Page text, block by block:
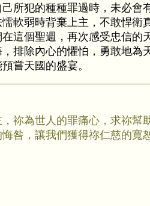
所犯的種種罪過時，未必會
軟弱時背棄上主，不敢悍衛
這個聖週，再次感受忠信的
排除內心的懼怕，勇敢地為
嘗天國的盛宴。
祢為世人的罪痛心，求祢幫
咎，讓我們獲得祢仁慈的寬